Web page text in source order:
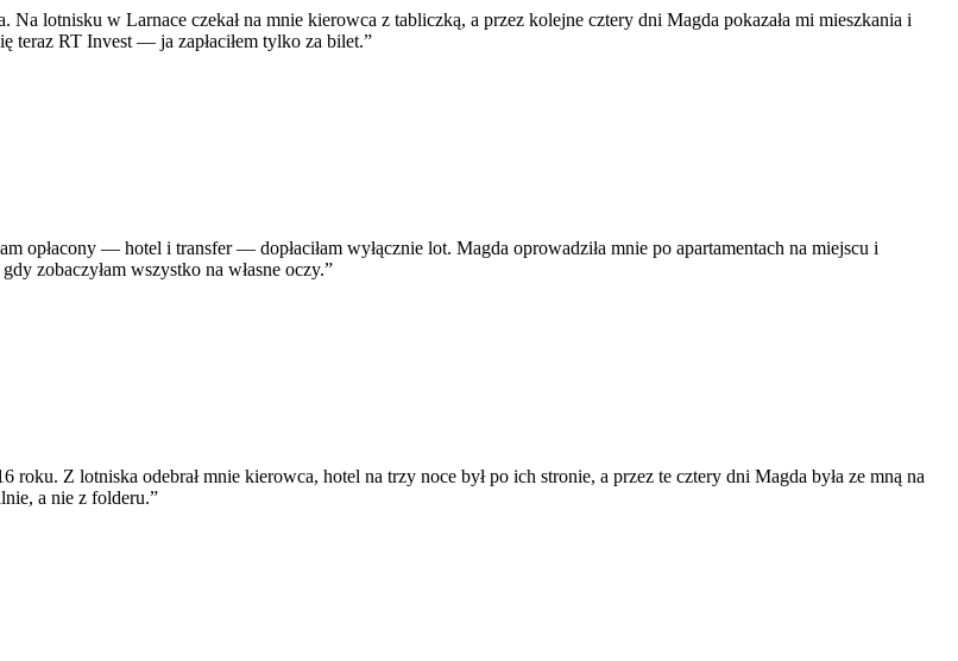
Na lotnisku w Larnace czekał na mnie kierowca z tabliczką, a przez kolejne cztery dni Magda pokazała mi mieszkania i
teraz RT Invest — ja zapłaciłem tylko za bilet.”
opłacony — hotel i transfer — dopłaciłam wyłącznie lot. Magda oprowadziła mnie po apartamentach na miejscu i
zobaczyłam wszystko na własne oczy.”
roku. Z lotniska odebrał mnie kierowca, hotel na trzy noce był po ich stronie, a przez te cztery dni Magda była ze mną na
a nie z folderu.”